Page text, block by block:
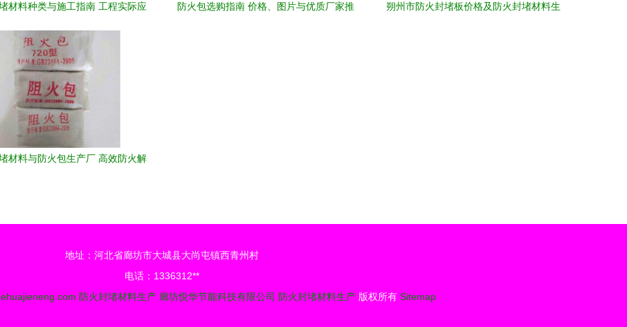
材料种类与施工指南 工程实际应
防火包选购指南 价格、图片与优质厂家推
朔州市防火封堵板价格及防火封堵材料生
材料与防火包生产厂 高效防火解
地址：河北省廊坊市大城县大尚屯镇西青州村
电话：1336312**
防火封堵材料生产 廊坊悦华节能科技有限公司 防火封堵材料生产 版权所有 Sitemap